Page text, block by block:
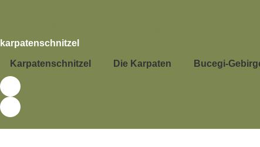
karpatenschnitzel
Karpatenschnitzel Die Karpaten Bucegi-